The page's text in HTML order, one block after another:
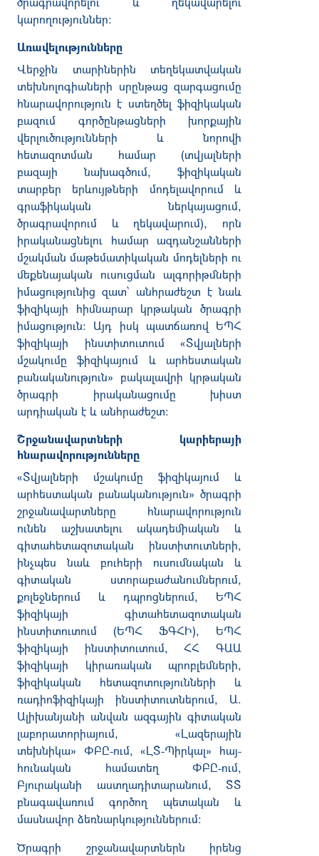
կարողություններ։
Առավելությունները
Վերջին տարիներին տեղեկատվական
տեխնոլոգիաների սրընթաց զարգացումը
հնարավորություն է ստեղծել ֆիզիկական
բազում գործընթացների խորքային
վերլուծությունների և նորովի
հետազոտման համար (տվյալների
բազայի նախագծում, ֆիզիկական
տարբեր երևույթների մոդելավորում և
գրաֆիկական ներկայացում,
ծրագրավորում և ղեկավարում), որն
իրականացնելու համար ազդանշանների
մշակման մաթեմատիկական մոդելների ու
մեքենայական ուսուցման ալգորիթմների
իմացությունից զատ՝ անհրաժեշտ է նաև
ֆիզիկայի հիմնարար կրթական ծրագրի
իմացություն։ Այդ իսկ պատճառով ԵՊՀ
ֆիզիկայի ինստիտուտում «Տվյալների
մշակումը ֆիզիկայում և արհեստական
բանականություն» բակալավրի կրթական
ծրագրի իրականացումը խիստ
արդիական է և անհրաժեշտ։
Շրջանավարտների կարիերայի
հնարավորությունները
«Տվյալների մշակումը ֆիզիկայում և
արհեստական բանականություն» ծրագրի
շրջանավարտները հնարավորություն
ունեն աշխատելու ակադեմիական և
գիտահետազոտական ինստիտուտների,
ինչպես նաև բուհերի ուսումնական և
գիտական ստորաբաժանումներում,
քոլեջներում և դպրոցներում, ԵՊՀ
ֆիզիկայի գիտահետազոտական
ինստիտուտում (ԵՊՀ ՖԳՀԻ), ԵՊՀ
ֆիզիկայի ինստիտուտում, ՀՀ ԳԱԱ
ֆիզիկայի կիրառական պրոբլեմների,
ֆիզիկական հետազոտությունների և
ռադիոֆիզիկայի ինստիտուտներում, Ա.
Ալիխանյանի անվան ազգային գիտական
լաբորատորիայում, «Լազերային
տեխնիկա» ՓԲԸ-ում, «ԼՏ-Պիրկալ» հայ-
հունական համատեղ ՓԲԸ-ում,
Բյուրականի աստղադիտարանում, ՏՏ
բնագավառում գործող պետական և
մասնավոր ձեռնարկություններում:
Ծրագրի շրջանավարտներն իրենց